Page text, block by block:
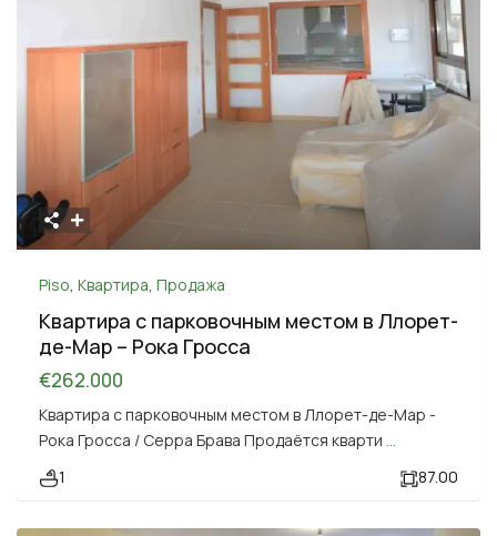
Piso, Квартира, Продажа
Квартира с парковочным местом в Ллорет-
де-Мар – Рока Гросса
€262.000
Квартира с парковочным местом в Ллорет-де-Мар -
Рока Гросса / Серра Брава Продаётся кварти ...
1
87.00